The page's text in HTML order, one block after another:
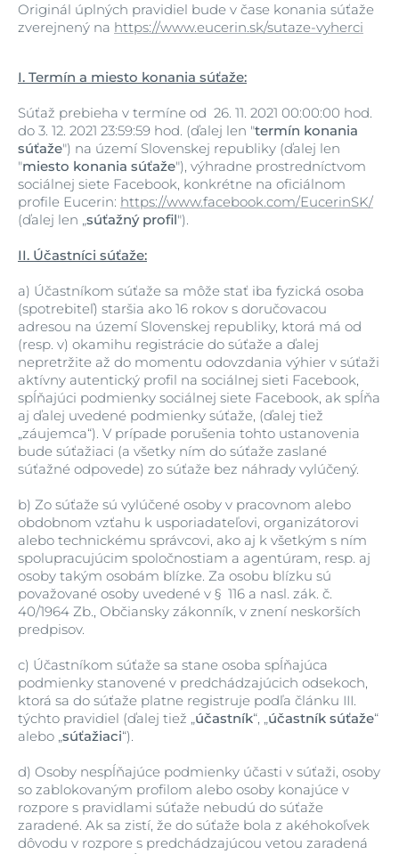
Originál úplných pravidiel bude v čase konania súťaže
zverejnený na https://www.eucerin.sk/sutaze-vyherci
I. Termín a miesto konania súťaže:
Súťaž prebieha v termíne od 26. 11. 2021 00:00:00 hod.
do 3. 12. 2021 23:59:59 hod. (ďalej len "termín konania
súťaže") na území Slovenskej republiky (ďalej len
"miesto konania súťaže"), výhradne prostredníctvom
sociálnej siete Facebook, konkrétne na oficiálnom
profile Eucerin: https://www.facebook.com/EucerinSK/
(ďalej len „súťažný profil").
II. Účastníci súťaže:
a) Účastníkom súťaže sa môže stať iba fyzická osoba
(spotrebiteľ) staršia ako 16 rokov s doručovacou
adresou na území Slovenskej republiky, ktorá má od
(resp. v) okamihu registrácie do súťaže a ďalej
nepretržite až do momentu odovzdania výhier v súťaži
aktívny autentický profil na sociálnej sieti Facebook,
spĺňajúci podmienky sociálnej siete Facebook, ak spĺňa
aj ďalej uvedené podmienky súťaže, (ďalej tiež
„záujemca“). V prípade porušenia tohto ustanovenia
bude súťažiaci (a všetky ním do súťaže zaslané
súťažné odpovede) zo súťaže bez náhrady vylúčený.
b) Zo súťaže sú vylúčené osoby v pracovnom alebo
obdobnom vzťahu k usporiadateľovi, organizátorovi
alebo technickému správcovi, ako aj k všetkým s ním
spolupracujúcim spoločnostiam a agentúram, resp. aj
osoby takým osobám blízke. Za osobu blízku sú
považované osoby uvedené v § 116 a nasl. zák. č.
40/1964 Zb., Občiansky zákonník, v znení neskorších
predpisov.
c) Účastníkom súťaže sa stane osoba spĺňajúca
podmienky stanovené v predchádzajúcich odsekoch,
ktorá sa do súťaže platne registruje podľa článku III.
týchto pravidiel (ďalej tiež „účastník“, „účastník súťaže“
alebo „súťažiaci“).
d) Osoby nespĺňajúce podmienky účasti v súťaži, osoby
so zablokovaným profilom alebo osoby konajúce v
rozpore s pravidlami súťaže nebudú do súťaže
zaradené. Ak sa zistí, že do súťaže bola z akéhokoľvek
dôvodu v rozpore s predchádzajúcou vetou zaradená